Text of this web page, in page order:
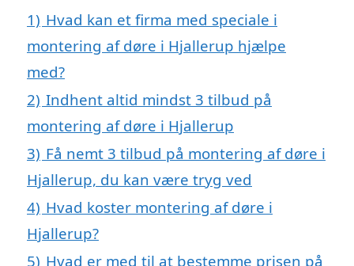
1) Hvad kan et firma med speciale i
montering af døre i Hjallerup hjælpe
med?
2) Indhent altid mindst 3 tilbud på
montering af døre i Hjallerup
3) Få nemt 3 tilbud på montering af døre i
Hjallerup, du kan være tryg ved
4) Hvad koster montering af døre i
Hjallerup?
5) Hvad er med til at bestemme prisen på